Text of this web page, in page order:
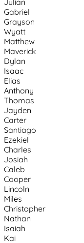
Julian
Gabriel
Grayson
Wyatt
Matthew
Maverick
Dylan
Isaac
Elias
Anthony
Thomas
Jayden
Carter
Santiago
Ezekiel
Charles
Josiah
Caleb
Cooper
Lincoln
Miles
Christopher
Nathan
Isaiah
Kai